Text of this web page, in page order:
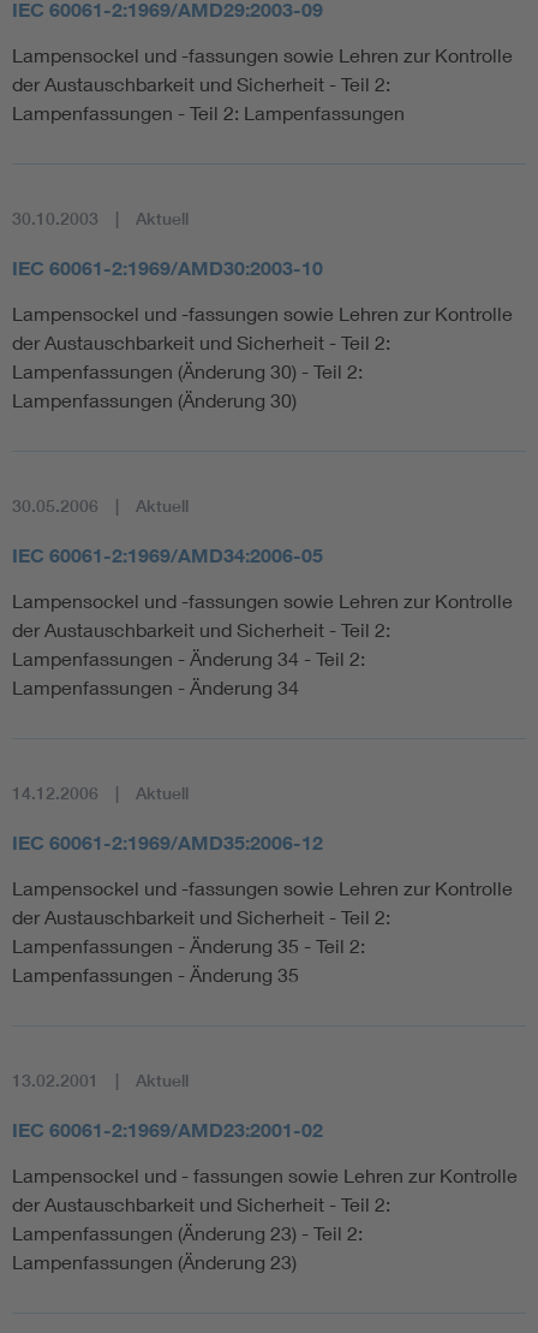
IEC 60061-2:1969/AMD29:2003-09
Lampensockel und -fassungen sowie Lehren zur Kontrolle
der Austauschbarkeit und Sicherheit - Teil 2:
Lampenfassungen - Teil 2: Lampenfassungen
30.10.2003 Aktuell
IEC 60061-2:1969/AMD30:2003-10
Lampensockel und -fassungen sowie Lehren zur Kontrolle
der Austauschbarkeit und Sicherheit - Teil 2:
Lampenfassungen (Änderung 30) - Teil 2:
Lampenfassungen (Änderung 30)
30.05.2006 Aktuell
IEC 60061-2:1969/AMD34:2006-05
Lampensockel und -fassungen sowie Lehren zur Kontrolle
der Austauschbarkeit und Sicherheit - Teil 2:
Lampenfassungen - Änderung 34 - Teil 2:
Lampenfassungen - Änderung 34
14.12.2006 Aktuell
IEC 60061-2:1969/AMD35:2006-12
Lampensockel und -fassungen sowie Lehren zur Kontrolle
der Austauschbarkeit und Sicherheit - Teil 2:
Lampenfassungen - Änderung 35 - Teil 2:
Lampenfassungen - Änderung 35
13.02.2001 Aktuell
IEC 60061-2:1969/AMD23:2001-02
Lampensockel und - fassungen sowie Lehren zur Kontrolle
der Austauschbarkeit und Sicherheit - Teil 2:
Lampenfassungen (Änderung 23) - Teil 2:
Lampenfassungen (Änderung 23)